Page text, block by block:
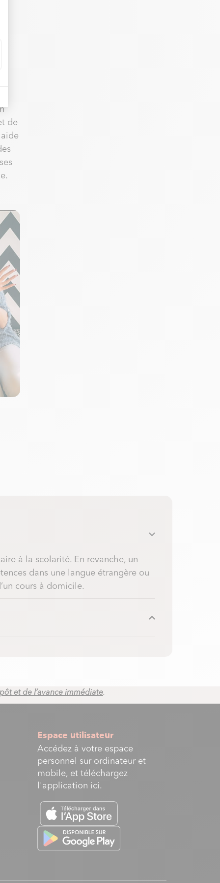
de
à la scolarité. En revanche, un
dans une langue étrangère ou
cours à domicile.
et de l’avance immédiate.
Espace utilisateur
Accédez à votre espace
personnel sur ordinateur et
mobile, et téléchargez
l'application ici.